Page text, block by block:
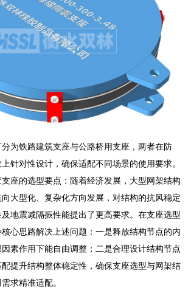
为铁路建筑支座与公路桥用支座，两者在防
针对性设计，确保适配不同场景的使用要求。
座的选型要点：随着经济发展，大型网架结构
大型化、复杂化方向发展，对结构的抗风稳定
地震减隔振性能提出了更高要求。在支座选型
心思路解决上述问题：一是释放结构节点的内
素作用下能自由调整；二是合理设计结构节点
提升结构整体稳定性，确保支座选型与网架结
求精准适配。